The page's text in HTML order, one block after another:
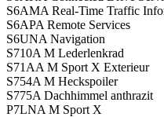
S6AMA Real-Time Traffic
S6APA Remote Services
S6UNA Navigation
S710A M Lederlenkrad
S71AA M Sport X Exterieur
S754A M Heckspoiler
S775A Dachhimmel anthrazit
P7LNA M Sport X